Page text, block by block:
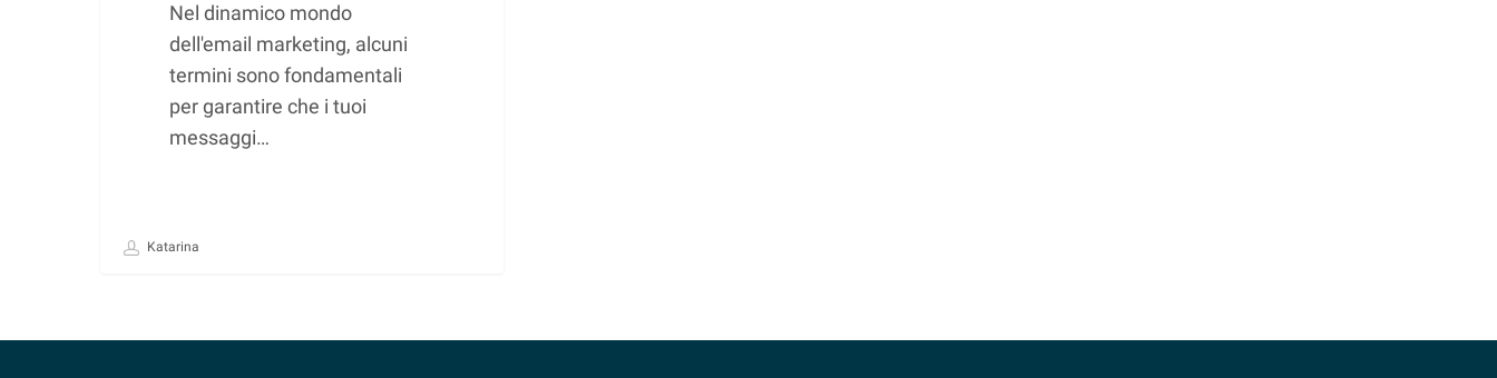
Nel dinamico mondo
dell'email marketing, alcuni
termini sono fondamentali
per garantire che i tuoi
messaggi…
Katarina